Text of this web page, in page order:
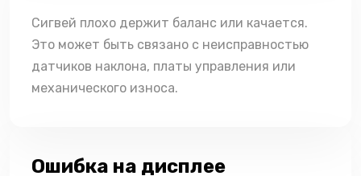
Сигвей плохо держит баланс или качается.
Это может быть связано с неисправностью
датчиков наклона, платы управления или
механического износа.
Ошибка на дисплее